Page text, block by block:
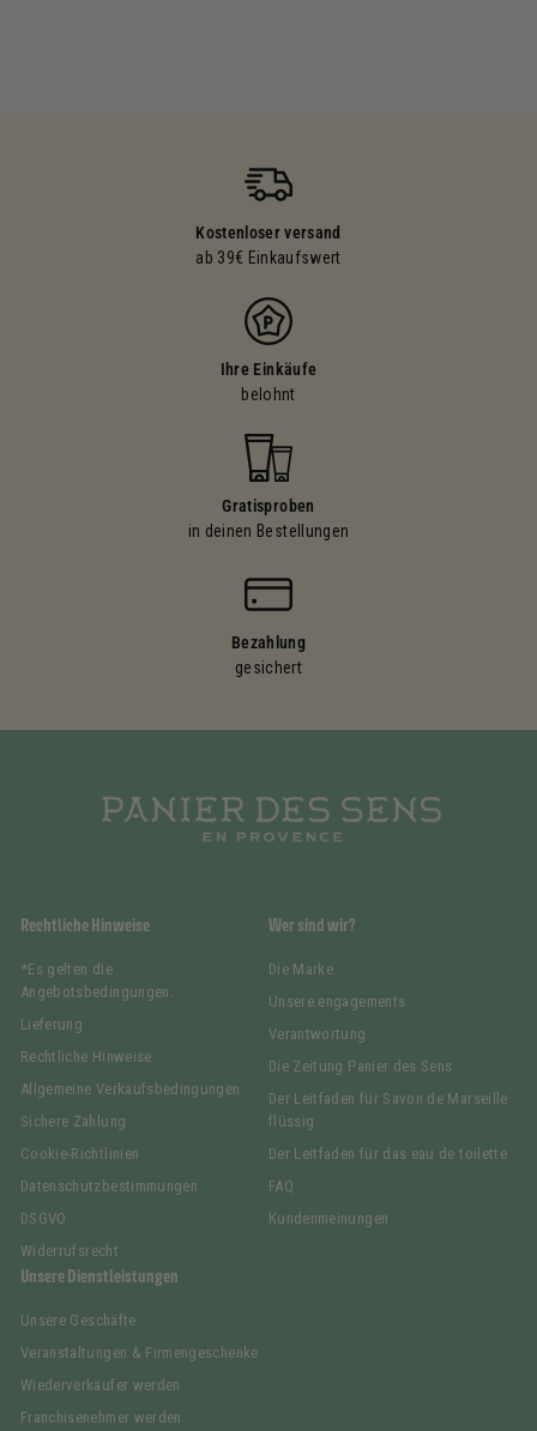
Kostenloser versand
ab 39€ Einkaufswert
Ihre Einkäufe
belohnt
Gratisproben
in deinen Bestellungen
Bezahlung
gesichert
Rechtliche Hinweise
*Es gelten die
Angebotsbedingungen.
Lieferung
Rechtliche Hinweise
Allgemeine Verkaufsbedingungen
Sichere Zahlung
Cookie-Richtlinien
Datenschutzbestimmungen
DSGVO
Widerrufsrecht
Wer sind wir?
Die Marke
Unsere engagements
Verantwortung
Die Zeitung Panier des Sens
Der Leitfaden für Savon de Marseille
flüssig
Der Leitfaden für das eau de toilette
FAQ
Kundenmeinungen
Unsere Dienstleistungen
Unsere Geschäfte
Veranstaltungen & Firmengeschenke
Wiederverkäufer werden
Franchisenehmer werden